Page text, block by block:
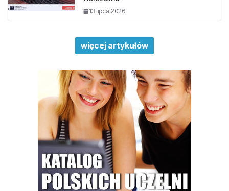
13 lipca 2026
więcej artykułów